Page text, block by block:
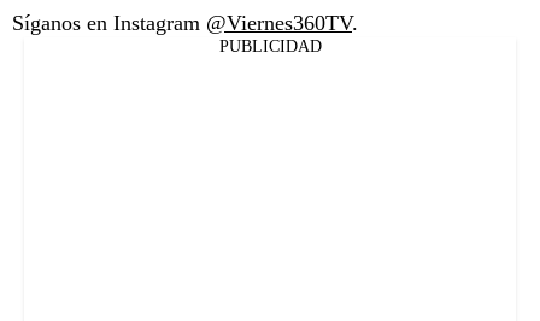
Síganos en Instagram @Viernes360TV.
PUBLICIDAD